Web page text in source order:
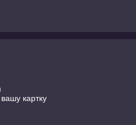
картку